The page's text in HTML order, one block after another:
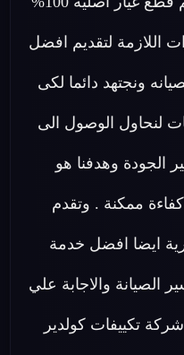
اللازمة لتقديم افضل
ونجتهد دائما لكى
لنحاول الوصول الى
الجودة وهدفنا هو
ممكنة . وتقدم
ايضا افضل خدمة
الصيانة والاجابة علي
تكييفات كولدير